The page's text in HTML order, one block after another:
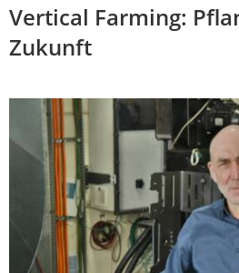
Vertical Farming:
Zukunft